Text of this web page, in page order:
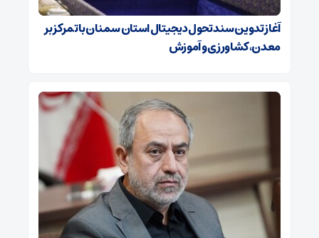
آغاز تدوین سند تحول دیجیتال استان سمنان با تمرکز بر
معدن، کشاورزی و آموزش